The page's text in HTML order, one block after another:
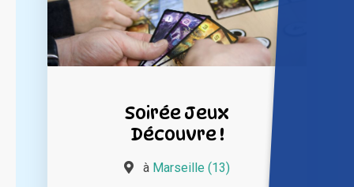
Soirée Jeux
Découvre !
à Marseille (13)